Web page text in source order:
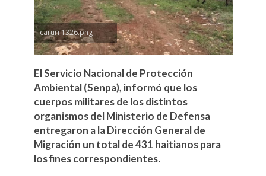
caruri 1326.png
El Servicio Nacional de Protección
Ambiental (Senpa), informó que los
cuerpos militares de los distintos
organismos del Ministerio de Defensa
entregaron a la Dirección General de
Migración un total de 431 haitianos para
los fines correspondientes.